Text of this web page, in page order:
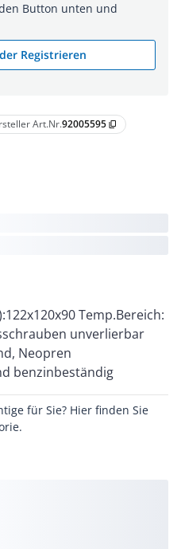
Art.Nr.92005595 content_copy
Temp.Bereich:
unverlierbar
Neopren
benzinbeständig
für Sie? Hier finden Sie
Button unten und
Registrieren